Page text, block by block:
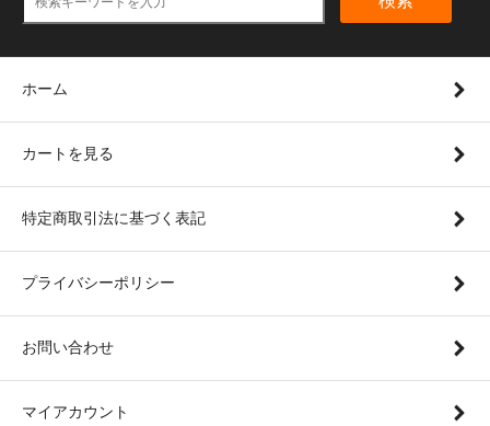
ホーム
カートを見る
特定商取引法に基づく表記
プライバシーポリシー
お問い合わせ
マイアカウント